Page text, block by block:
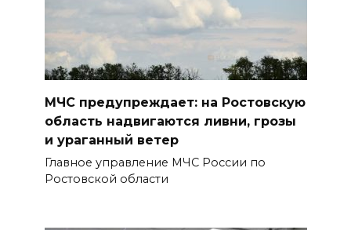
В Ростовской области более
2000 жителей бесплатно
осваивают новые профессии
БОЛЬШЕ НОВОСТЕЙ
МЧС предупреждает: на Ростовскую
область надвигаются ливни, грозы
и ураганный ветер
Главное управление МЧС России по
Ростовской области